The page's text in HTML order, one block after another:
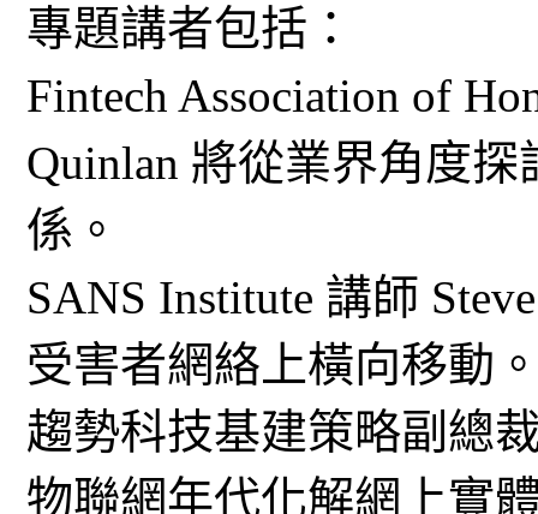
專題講者包括：
Fintech Association of
Quinlan 將從業界角度
係。
SANS Institute 講師
受害者網絡上橫向移動
趨勢科技基建策略副總
物聯網年代化解網上實